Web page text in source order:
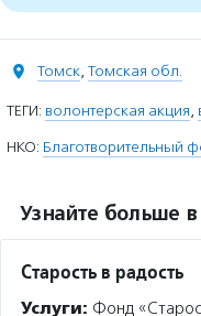
Томск, Томская обл.
ТЕГИ: волонтерская акция,
НКО: Благотворительный
Узнайте больше в
Старость в радость
Услуги: Фонд